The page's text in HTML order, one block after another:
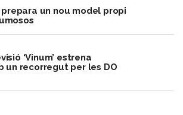
prepara un nou model propi
‘Vinum’ estrena
un recorregut per les DO